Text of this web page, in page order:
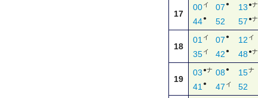
17
00イ 07 ● 13 ●ナ
44● 52 57 ●ナ
18
01 イ 07 ● 12 イ
35イ 42 ● 48●ナ
19
03 ●ナ 08● 15ナ
41 ● 47 イ 52